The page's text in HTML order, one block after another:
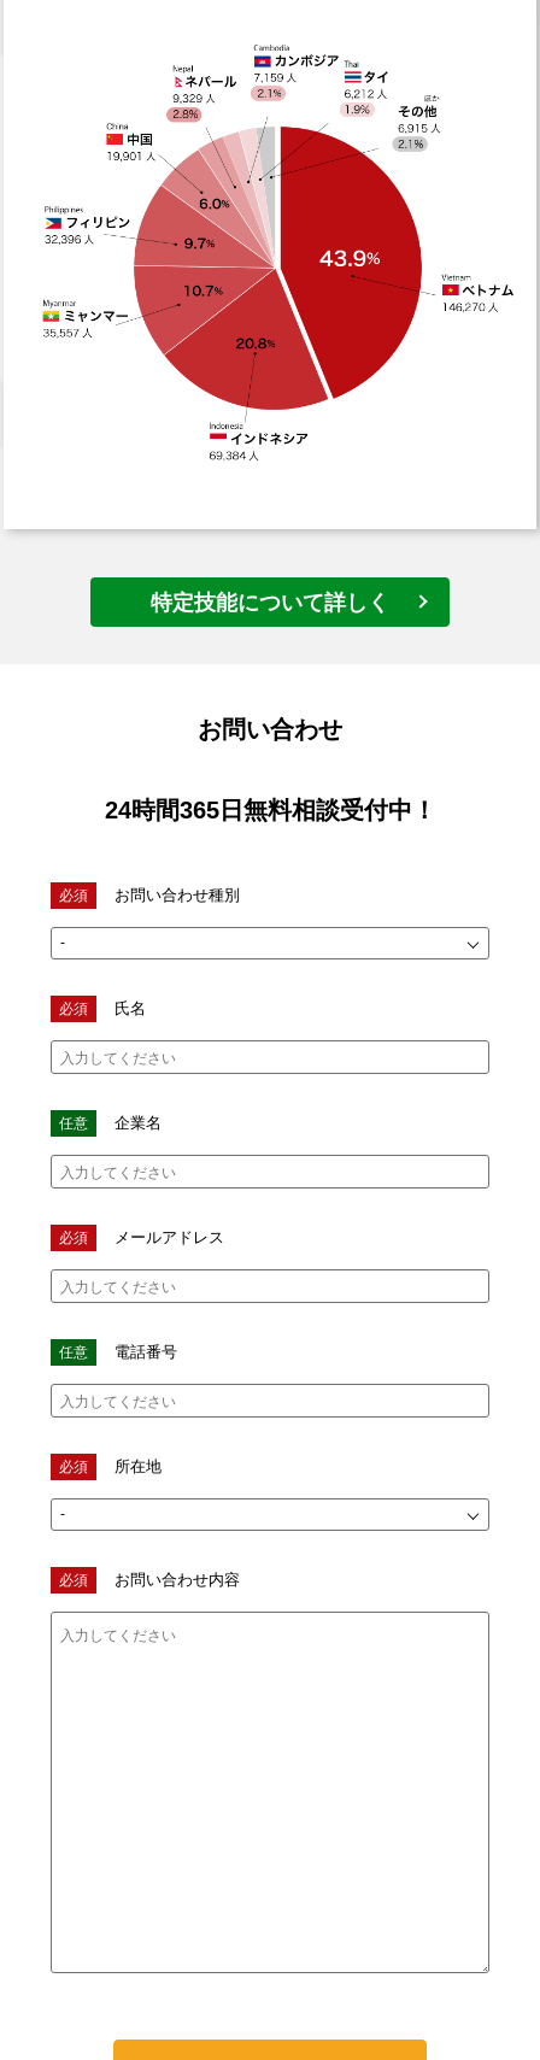
特定技能について詳しく
お問い合わせ
24時間365日 無料相談受付中！
お問い合わせ種別
氏名
企業名
メールアドレス
電話番号
所在地
お問い合わせ内容